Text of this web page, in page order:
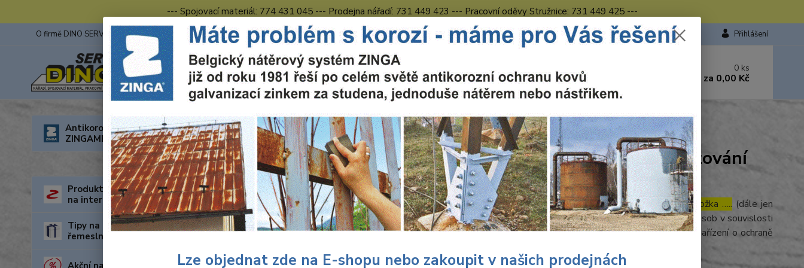
--- Spojovací materiál: 774 431 045 --- Prodejna nářadí: 731 449 423 --- Pracovní oděvy Stružnice: 731 449 425 ---
O firmě DINO SERVIS s.r.o. ZINGA Fotogalerie z výstav Obchodní podmínky Kontakty Česká Lípa Přihlášení
Hledat 731 449 423
8.00 hod. - 16.00 hod.
0 ks
za 0,00 Kč
Antikorozní nátěry
ZINGAMETALL
Produkty za nejnižší cenu
na internetu
Tipy na dárky pro kutily a
řemeslníky
Akční nabídka
Úvod Souhlas se zpracováním osobních údajů pro účely zobrazování marketingových nabídek
Souhlas se zpracováním osobních údajů pro účely zobrazování
marketingových nabídek
Udělujete tímto souhlas ……………..., se sídlem ………………, IČ ………………., zapsaná u ………………… , oddíl …, vložka ….. (dále jen
„Správce“), aby ve smyslu nařízení Evropského parlamentu a Rady (EU) č. 2016/679 o ochraně fyzických osob v souvislosti
se zpracováním osobních údajů a o volném pohybu těchto údajů a o zrušení směrnice 95/46/ES (obecné nařízení o ochraně
Lze objednat zde na E-shopu nebo zakoupit v našich prodejnách